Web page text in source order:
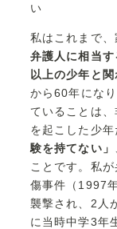
い
私はこれまで、
弁護人に相当す
以上の少年と関
から60年にな
ていることは
を起こした少
験を持てない」
ことです。私
傷事件（1997
襲撃され、2人
に当時中学3年